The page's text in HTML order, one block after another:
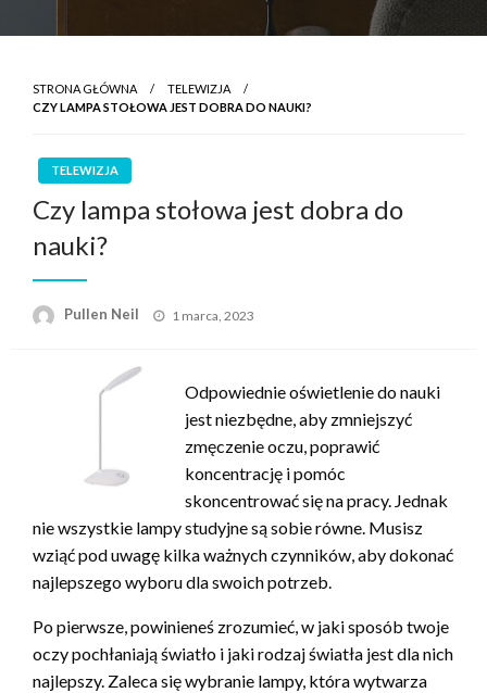
STRONA GŁÓWNA
TELEWIZJA
CZY LAMPA STOŁOWA JEST DOBRA DO NAUKI?
TELEWIZJA
Czy lampa stołowa jest dobra do
nauki?
Pullen Neil
Opublikowane
1 marca, 2023
Odpowiednie oświetlenie do nauki
jest niezbędne, aby zmniejszyć
zmęczenie oczu, poprawić
koncentrację i pomóc
skoncentrować się na pracy. Jednak
nie wszystkie lampy studyjne są sobie równe. Musisz
wziąć pod uwagę kilka ważnych czynników, aby dokonać
najlepszego wyboru dla swoich potrzeb.
Po pierwsze, powinieneś zrozumieć, w jaki sposób twoje
oczy pochłaniają światło i jaki rodzaj światła jest dla nich
najlepszy. Zaleca się wybranie lampy, która wytwarza